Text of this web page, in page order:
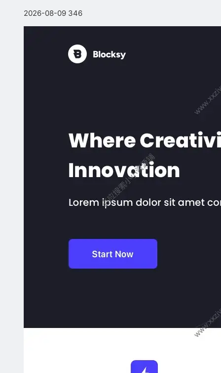
2026-08-09 346